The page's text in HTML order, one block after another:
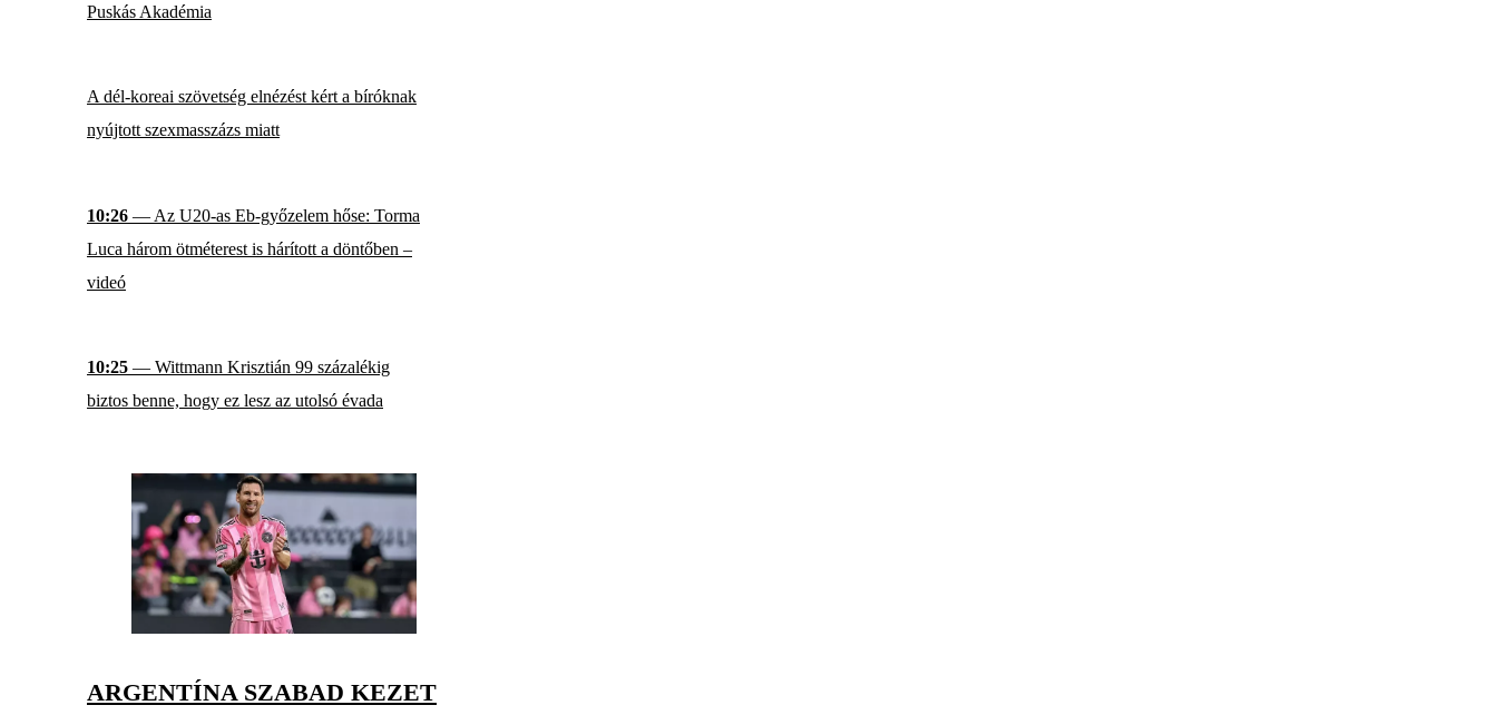
Puskás Akadémia
A dél-koreai szövetség elnézést kért a bíróknak
nyújtott szexmasszázs miatt
10:26 — Az U20-as Eb-győzelem hőse: Torma
Luca három ötméterest is hárított a döntőben –
videó
10:25 — Wittmann Krisztián 99 százalékig
biztos benne, hogy ez lesz az utolsó évada
ARGENTÍNA SZABAD KEZET